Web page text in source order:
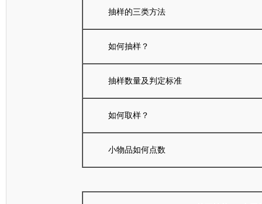
抽样的三类方法
如何抽样？
抽样数量及判定标准
如何取样？
小物品如何点数